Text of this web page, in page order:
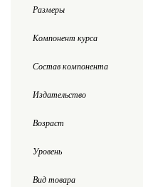
Размеры
Компонент курса
Состав компонента
Издательство
Возраст
Уровень
Вид товара